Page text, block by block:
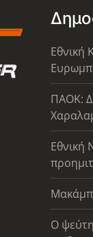
Εθνική
ΠΑΟΚ:
Εθνική
Ο